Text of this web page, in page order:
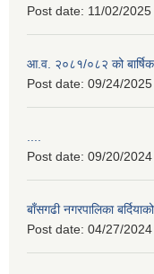
Post date: 11/02/
आ.व. २०८१/०८२ को
Post date: 09/24/
....
Post date: 09/20/
बाँसगढी नगरपालिका
Post date: 04/27/